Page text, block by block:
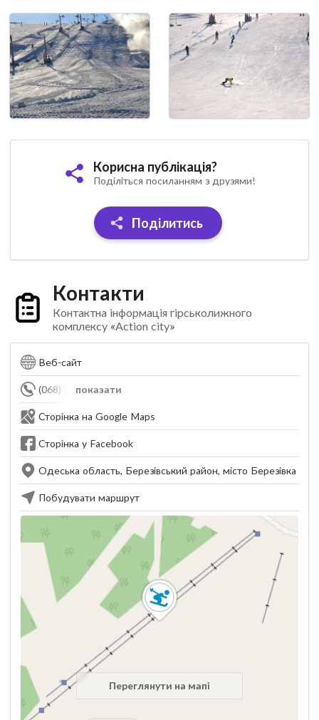
Корисна публікація?
Поділіться посиланням з друзями!
Поділитись
Контакти
Контактна інформація гірськолижного
комплексу «Action city»
Веб-сайт
показати
(068) 048-00-08
Сторінка на Google Maps
Сторінка у Facebook
Одеська область, Березівський район, місто Березівка
Побудувати маршрут
Переглянути на мапі